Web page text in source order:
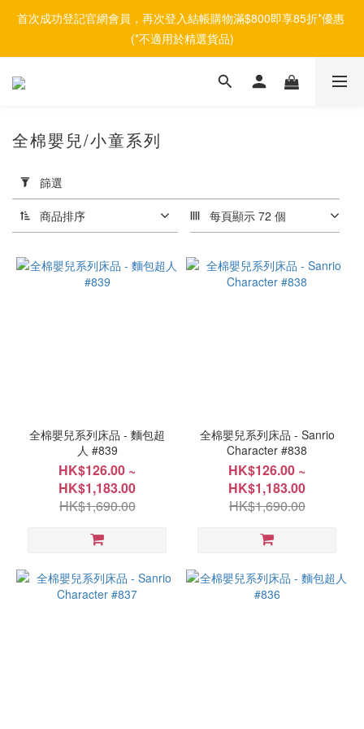
首次成功登記官網會員，再次登入結帳購物滿$800即享85折*優惠
(*不適用於精選貨品)
用
篩
選
(0/20)
品
(7)
全棉嬰兒/小童系列
篩選
商品排序 每頁顯示 72 個
全棉嬰兒系列床品 - 麵包超
人 #839
HK$126.00 ~
HK$1,183.00
HK$1,690.00
全棉嬰兒系列床品 - Sanrio
Character #838
HK$126.00 ~
HK$1,183.00
HK$1,690.00